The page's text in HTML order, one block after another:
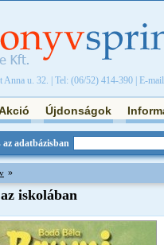
Anna u. 32. | Tel: (06/52) 414-390 | E-
Újdonságok
az adatbázisban
»
iskolában